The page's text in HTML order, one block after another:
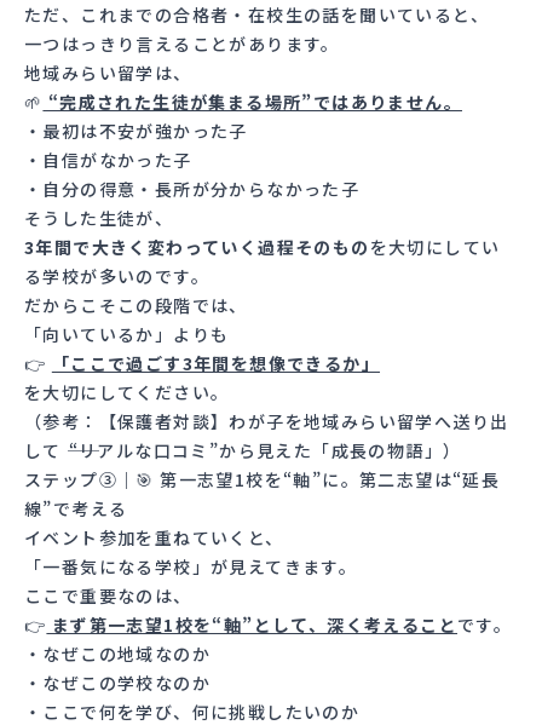
ただ、これまでの合格者・在校生の話を聞いていると、
一つはっきり言えることがあります。
地域みらい留学は、
🌱 “完成された生徒が集まる場所”ではありません。
・最初は不安が強かった子
・自信がなかった子
・自分の得意・長所が分からなかった子
そうした生徒が、
3年間で大きく変わっていく過程そのもの を大切にしてい
る学校が多いのです。
だからこそこの段階では、
「向いているか」よりも
👉
「ここで過ごす3年間を想像できるか」
を大切にしてください。
（参考：
【保護者対談】わが子を地域みらい留学へ送り出
して ――“リアルな口コミ”から見えた「成長の物語」 ）
ステップ③｜🎯 第一志望1校を“軸”に。第二志望は“延長
線”で考える
イベント参加を重ねていくと、
「一番気になる学校」が見えてきます。
ここで重要なのは、
👉 まず第一志望1校を“軸”として、深く考えること です。
・なぜこの地域なのか
・なぜこの学校なのか
・ここで何を学び、何に挑戦したいのか